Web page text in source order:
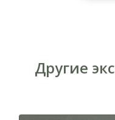
Другие